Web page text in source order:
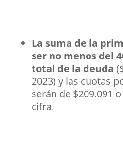
La suma de la
ser no menos del
total de la deuda
2023) y las cuotas
serán de $209.091
cifra.